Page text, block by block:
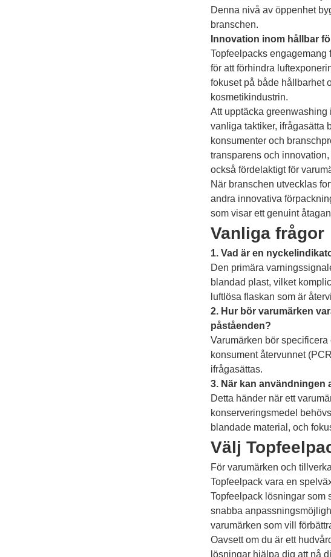
Denna nivå av öppenhet
branschen.
Innovation inom hållbar
Topfeelpacks
för att förhindra
fokuset på både hållbarhet
kosmetikindustrin.
Att upptäcka greenwashing
vanliga taktiker, ifrågasätta
konsumenter och
transparens och
också fördelaktigt för
När branschen utvecklas
andra innovativa
som visar ett genuint
Vanliga frågor
1. Vad är en
Den primära
blandad plast, vilket
luftlösa flaskan som är
2. Hur bör varumärken
påståenden?
Varumärken bör
konsument återvunnet
ifrågasättas.
3. När kan
Detta händer när ett
konserveringsmedel
blandade material, och
Välj
För varumärken och
Topfeelpack vara en
Topfeelpack lösningar som
snabba
varumärken som vill
Oavsett om du är ett
lösningar hjälpa dig att nå